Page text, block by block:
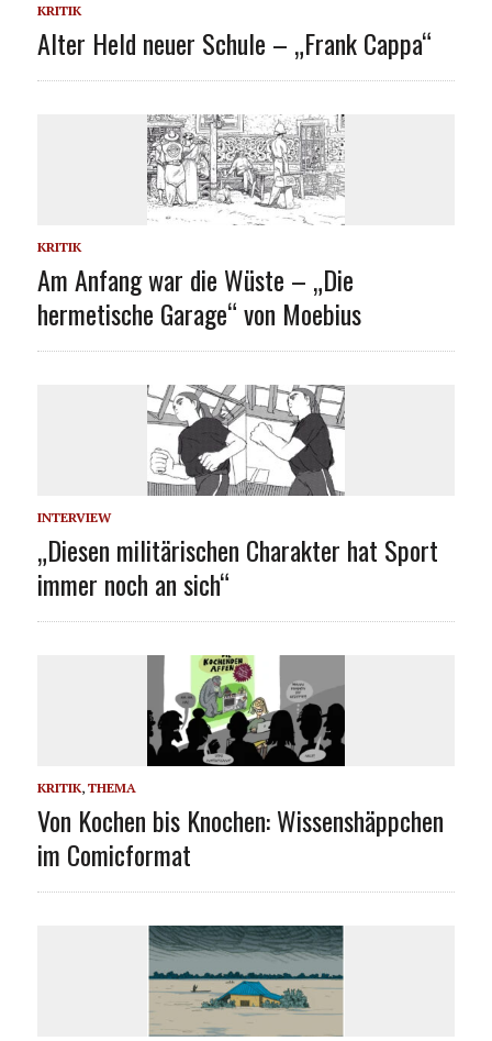
KRITIK
Alter Held neuer Schule – „Frank Cappa“
KRITIK
Am Anfang war die Wüste – „Die
hermetische Garage“ von Moebius
INTERVIEW
„Diesen militärischen Charakter hat Sport
immer noch an sich“
KRITIK, THEMA
Von Kochen bis Knochen: Wissenshäppchen
im Comicformat